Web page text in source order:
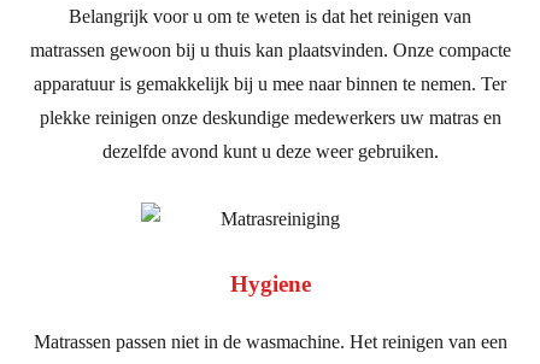
Belangrijk voor u om te weten is dat het reinigen van
matrassen gewoon bij u thuis kan plaatsvinden. Onze compacte
apparatuur is gemakkelijk bij u mee naar binnen te nemen. Ter
plekke reinigen onze deskundige medewerkers uw matras en
dezelfde avond kunt u deze weer gebruiken.
Hygiene
Matrassen passen niet in de wasmachine. Het reinigen van een